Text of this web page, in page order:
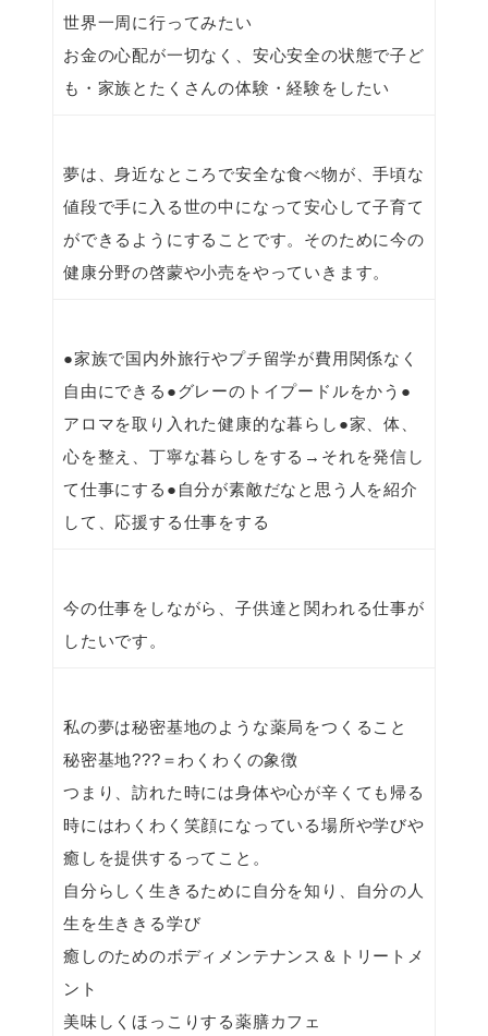
世界一周に行ってみたい
お金の心配が一切なく、安心安全の状態で子ど
も・家族とたくさんの体験・経験をしたい
夢は、身近なところで安全な食べ物が、手頃な
値段で手に入る世の中になって安心して子育て
ができるようにすることです。そのために今の
健康分野の啓蒙や小売をやっていきます。
●家族で国内外旅行やプチ留学が費用関係なく
自由にできる●グレーのトイプードルをかう●
アロマを取り入れた健康的な暮らし●家、体、
心を整え、丁寧な暮らしをする→それを発信し
て仕事にする●自分が素敵だなと思う人を紹介
して、応援する仕事をする
今の仕事をしながら、子供達と関われる仕事が
したいです。
私の夢は秘密基地のような薬局をつくること
秘密基地???＝わくわくの象徴
つまり、訪れた時には身体や心が辛くても帰る
時にはわくわく笑顔になっている場所や学びや
癒しを提供するってこと。
自分らしく生きるために自分を知り、自分の人
生を生ききる学び
癒しのためのボディメンテナンス＆トリートメ
ント
美味しくほっこりする薬膳カフェ